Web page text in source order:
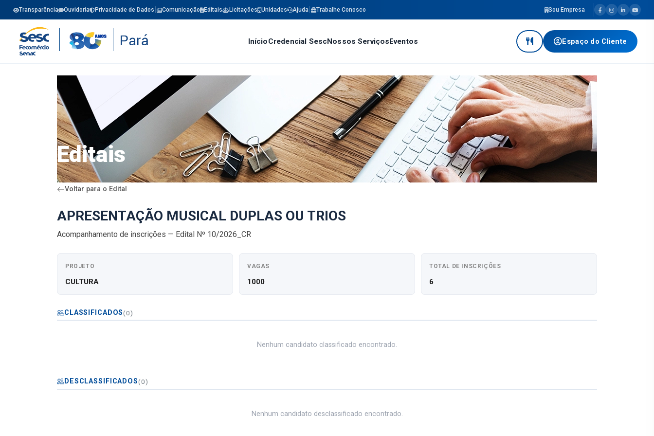
Transparência Ouvidoria Privacidade de Dados Comunicação Editais Licitações Unidades Ajuda Trabalhe Conosco Sou Empresa
InícioCredencial SescNossos ServiçosEventos Espaço do Cliente
Editais
Voltar para o Edital
APRESENTAÇÃO MUSICAL DUPLAS OU TRIOS
Acompanhamento de inscrições — Edital Nº 10/2026_CR
PROJETO
CULTURA
VAGAS
1000
TOTAL DE INSCRIÇÕES
6
CLASSIFICADOS(0)
Nenhum candidato classificado encontrado.
DESCLASSIFICADOS(0)
Nenhum candidato desclassificado encontrado.